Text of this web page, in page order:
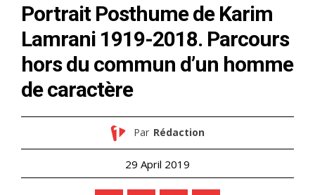
Portrait Posthume de Karim
Lamrani 1919-2018. Parcours
hors du commun d’un homme
de caractère
Par Rédaction
29 April 2019